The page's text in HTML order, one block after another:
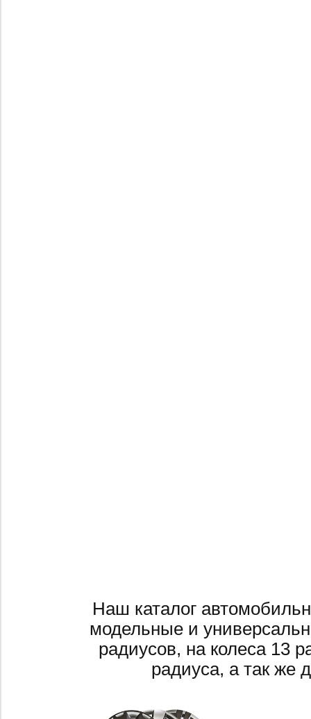
Наш каталог
модельные и
радиусов, на колеса 13
радиуса, а так же